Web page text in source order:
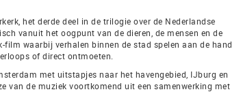
het derde deel in de trilogie over de Nederlandse
vanuit het oogpunt van de dieren, de mensen en de
film waarbij verhalen binnen de stad spelen aan de hand
of direct ontmoeten.
met uitstapjes naar het havengebied, IJburg en
van de muziek voortkomend uit een samenwerking met